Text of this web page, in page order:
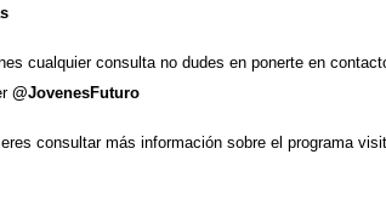
cualquier consulta no dudes en ponerte en
@JovenesFuturo
consultar más información sobre el programa